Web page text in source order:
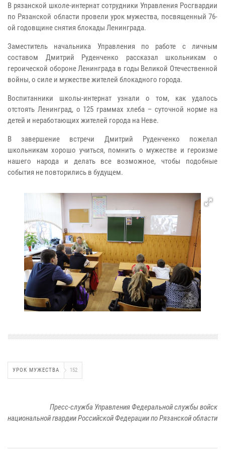
В рязанской школе-интернат сотрудники Управления Росгвардии
по Рязанской области провели урок мужества, посвященный 76-
ой годовщине снятия блокады Ленинграда.
Заместитель начальника Управления по работе с личным
составом Дмитрий Руденченко рассказал школьникам о
героической обороне Ленинграда в годы Великой Отечественной
войны, о силе и мужестве жителей блокадного города.
Воспитанники школы-интернат узнали о том, как удалось
отстоять Ленинград, о 125 граммах хлеба – суточной норме на
детей и неработающих жителей города на Неве.
В завершение встречи Дмитрий Руденченко пожелал
школьникам хорошо учиться, помнить о мужестве и героизме
нашего народа и делать все возможное, чтобы подобные
события не повторились в будущем.
УРОК МУЖЕСТВА 152
Пресс-служба Управления Федеральной службы войск
национальной гвардии Российской Федерации по Рязанской области